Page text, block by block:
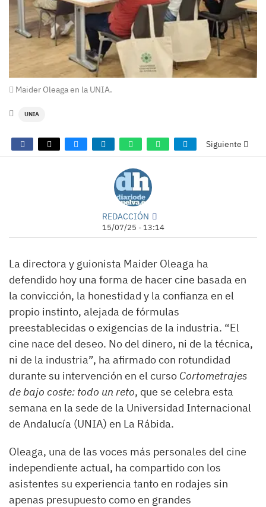
Maider Oleaga en la UNIA.
UNIA
Siguiente
REDACCIÓN
15/07/25 - 13:14
La directora y guionista Maider Oleaga ha
defendido hoy una forma de hacer cine basada en
la convicción, la honestidad y la confianza en el
propio instinto, alejada de fórmulas
preestablecidas o exigencias de la industria. “El
cine nace del deseo. No del dinero, ni de la técnica,
ni de la industria”, ha afirmado con rotundidad
durante su intervención en el curso Cortometrajes
de bajo coste: todo un reto, que se celebra esta
semana en la sede de la Universidad Internacional
de Andalucía (UNIA) en La Rábida.
Oleaga, una de las voces más personales del cine
independiente actual, ha compartido con los
asistentes su experiencia tanto en rodajes sin
apenas presupuesto como en grandes